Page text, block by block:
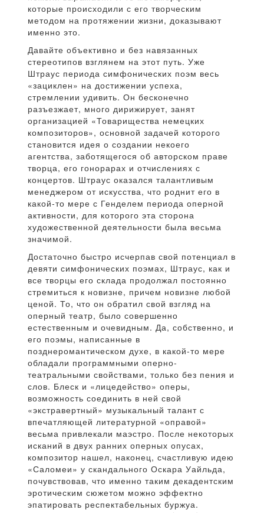
которые происходили с его творческим
методом на протяжении жизни, доказывают
именно это.
Давайте объективно и без навязанных
стереотипов взглянем на этот путь. Уже
Штраус периода симфонических поэм весь
«зациклен» на достижении успеха,
стремлении удивить. Он бесконечно
разъезжает, много дирижирует, занят
организацией «Товарищества немецких
композиторов», основной задачей которого
становится идея о создании некоего
агентства, заботящегося об авторском праве
творца, его гонорарах и отчислениях с
концертов. Штраус оказался талантливым
менеджером от искусства, что роднит его в
какой-то мере с Генделем периода оперной
активности, для которого эта сторона
художественной деятельности была весьма
значимой.
Достаточно быстро исчерпав свой потенциал в
девяти симфонических поэмах, Штраус, как и
все творцы его склада продолжал постоянно
стремиться к новизне, причем новизне любой
ценой. То, что он обратил свой взгляд на
оперный театр, было совершенно
естественным и очевидным. Да, собственно, и
его поэмы, написанные в
позднеромантическом духе, в какой-то мере
обладали программными оперно-
театральными свойствами, только без пения и
слов. Блеск и «лицедейство» оперы,
возможность соединить в ней свой
«экстравертный» музыкальный талант с
впечатляющей литературной «оправой»
весьма привлекали маэстро. После некоторых
исканий в двух ранних оперных опусах,
композитор нашел, наконец, счастливую идею
«Саломеи» у скандального Оскара Уайльда,
почувствовав, что именно таким декадентским
эротическим сюжетом можно эффектно
эпатировать респектабельных буржуа.